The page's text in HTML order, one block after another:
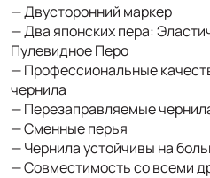
— Двусторонний маркер
— Два японских пера:
Пулевидное Перо
— Профессиональные
чернила
— Перезаправляемые
— Сменные перья
— Чернила устойчивы на
— Совместимость со всеми